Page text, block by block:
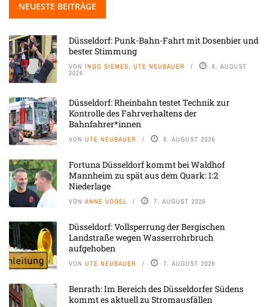
NEUESTE BEITRÄGE
Düsseldorf: Punk-Bahn-Fahrt mit Dosenbier und
bester Stimmung
VON INGO SIEMES, UTE NEUBAUER 8. AUGUST
2026
Düsseldorf: Rheinbahn testet Technik zur
Kontrolle des Fahrverhaltens der
Bahnfahrer*innen
VON UTE NEUBAUER 8. AUGUST 2026
Fortuna Düsseldorf kommt bei Waldhof
Mannheim zu spät aus dem Quark: 1:2
Niederlage
VON ANNE VOGEL 7. AUGUST 2026
Düsseldorf: Vollsperrung der Bergischen
Landstraße wegen Wasserrohrbruch
aufgehoben
VON UTE NEUBAUER 7. AUGUST 2026
Benrath: Im Bereich des Düsseldorfer Südens
kommt es aktuell zu Stromausfällen